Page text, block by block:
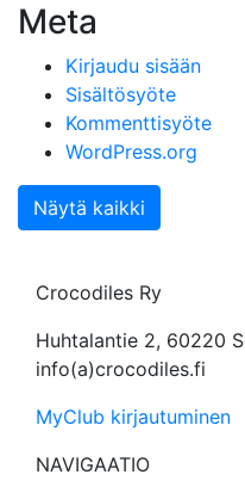
Meta
Kirjaudu sisään
Sisältösyöte
Kommenttisyöte
WordPress.org
Näytä kaikki
Crocodiles Ry
Huhtalantie 2, 60220
info(a)crocodiles.fi
MyClub kirjautuminen
NAVIGAATIO